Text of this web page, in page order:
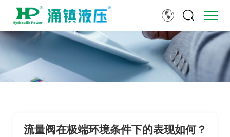
流量阀在极端环境条件下的表现如何？